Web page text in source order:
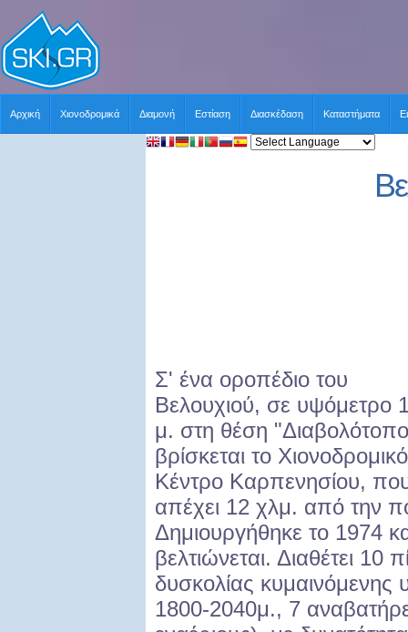
Αρχική Χιονοδρομικά Διαμονή Εστίαση Διασκέδαση Καταστήματα
Σ' ένα οροπέδιο του
Βελουχιού, σε υψόμετρο
μ. στη θέση
βρίσκεται το Χιονοδρομικό
Κέντρο Καρπενησίου,
απέχει 12 χλμ. από την
Δημιουργήθηκε το 1974
βελτιώνεται. Διαθέτει 10
δυσκολίας
1800-2040μ., 7